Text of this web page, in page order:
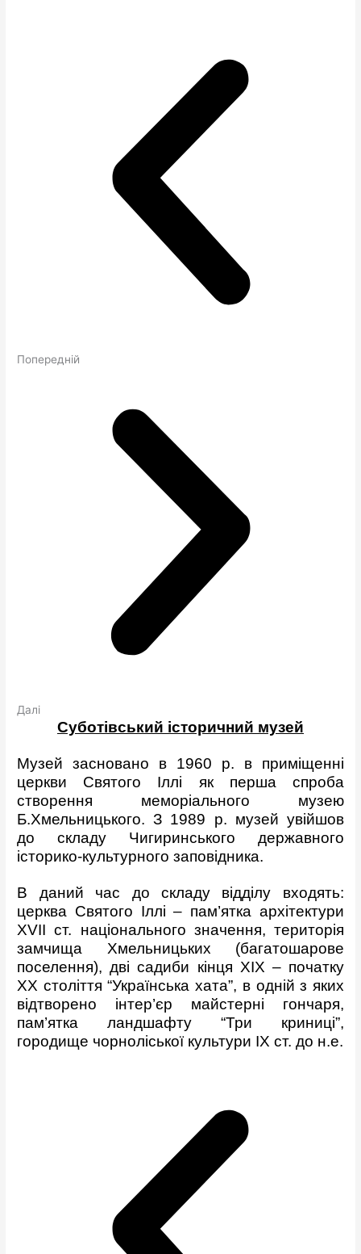
Попередній
Далі
Суботівський історичний музей
Музей засновано в 1960 р. в приміщенні
церкви Святого Іллі як перша спроба
створення меморіального музею
Б.Хмельницького. З 1989 р. музей увійшов
до складу Чигиринського державного
історико-культурного заповідника.
В даний час до складу відділу входять:
церква Святого Іллі – пам’ятка архітектури
XVII ст. національного значення, територія
замчища Хмельницьких (багатошарове
поселення), дві садиби кінця ХІХ – початку
ХХ століття “Українська хата”, в одній з яких
відтворено інтер’єр майстерні гончаря,
пам’ятка ландшафту “Три криниці”,
городище чорноліської культури ІХ ст. до н.е.